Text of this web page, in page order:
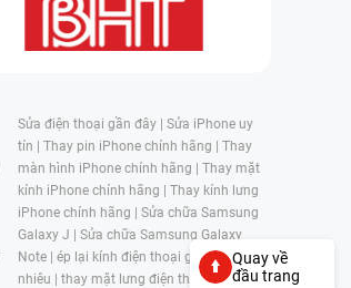
Sửa điện thoại gần đây | Sửa iPhone uy
tín | Thay pin iPhone chính hãng | Thay
màn hình iPhone chính hãng | Thay mặt
kính iPhone chính hãng | Thay kính lưng
iPhone chính hãng | Sửa chữa Samsung
Galaxy J | Sửa chữa Samsung Galaxy
Note | ép lại kính điện thoại giá bao
nhiêu | thay mặt lưng điện thoại giá bao
Quay về
đầu trang